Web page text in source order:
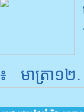
៖ មាត្រា​១២​